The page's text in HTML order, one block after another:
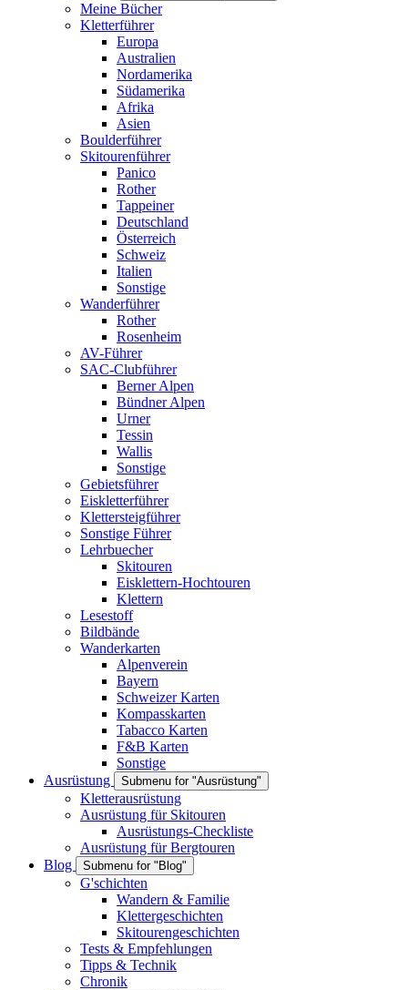
Meine Bücher
Kletterführer
Europa
Australien
Nordamerika
Südamerika
Afrika
Asien
Boulderführer
Skitourenführer
Panico
Rother
Tappeiner
Deutschland
Österreich
Schweiz
Italien
Sonstige
Wanderführer
Rother
Rosenheim
AV-Führer
SAC-Clubführer
Berner Alpen
Bündner Alpen
Urner
Tessin
Wallis
Sonstige
Gebietsführer
Eiskletterführer
Klettersteigführer
Sonstige Führer
Lehrbuecher
Skitouren
Eisklettern-Hochtouren
Klettern
Lesestoff
Bildbände
Wanderkarten
Alpenverein
Bayern
Schweizer Karten
Kompasskarten
Tabacco Karten
F&B Karten
Sonstige
Ausrüstung
Submenu for "Ausrüstung"
Kletterausrüstung
Ausrüstung für Skitouren
Ausrüstungs-Checkliste
Ausrüstung für Bergtouren
Blog
Submenu for "Blog"
G'schichten
Wandern & Familie
Klettergeschichten
Skitourengeschichten
Tests & Empfehlungen
Tipps & Technik
Chronik